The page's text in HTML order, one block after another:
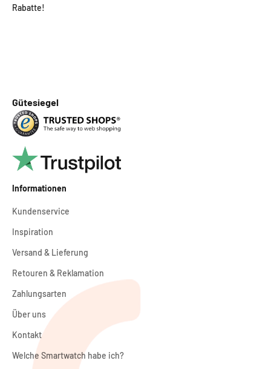
Rabatte!
Gütesiegel
Informationen
Kundenservice
Inspiration
Versand & Lieferung
Retouren & Reklamation
Zahlungsarten
Über uns
Kontakt
Welche Smartwatch habe ich?